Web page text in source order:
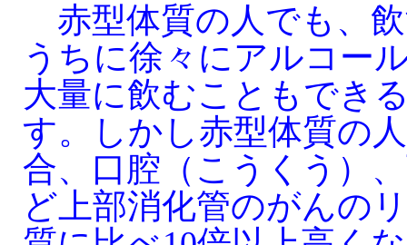
赤型体質の人でも、
うちに徐々にアルコー
大量に飲むこともでき
す。しかし赤型体質の
合、口腔（こうくう）
ど上部消化管のがんの